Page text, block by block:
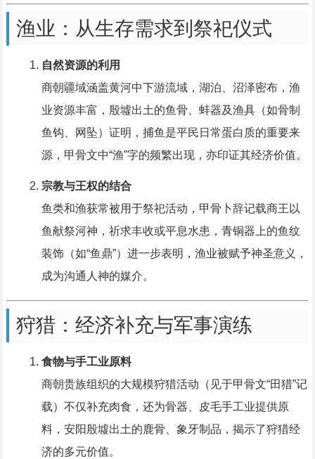
渔业：从生存需求到祭祀仪式
自然资源的利用
商朝疆域涵盖黄河中下游流域，湖泊、沼泽密布，渔
业资源丰富，殷墟出土的鱼骨、蚌器及渔具（如骨制
鱼钩、网坠）证明，捕鱼是平民日常蛋白质的重要来
源，甲骨文中“渔”字的频繁出现，亦印证其经济价值。
宗教与王权的结合
鱼类和渔获常被用于祭祀活动，甲骨卜辞记载商王以
鱼献祭河神，祈求丰收或平息水患，青铜器上的鱼纹
装饰（如“鱼鼎”）进一步表明，渔业被赋予神圣意义，
成为沟通人神的媒介。
狩猎：经济补充与军事演练
食物与手工业原料
商朝贵族组织的大规模狩猎活动（见于甲骨文“田猎”记
载）不仅补充肉食，还为骨器、皮毛手工业提供原
料，安阳殷墟出土的鹿骨、象牙制品，揭示了狩猎经
济的多元价值。